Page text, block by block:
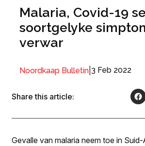
Malaria, Covid-19 se
soortgelyke
verwar
Noordkaap Bulletin 3 Feb 2022
Share this article:
Gevalle van malaria neem toe in